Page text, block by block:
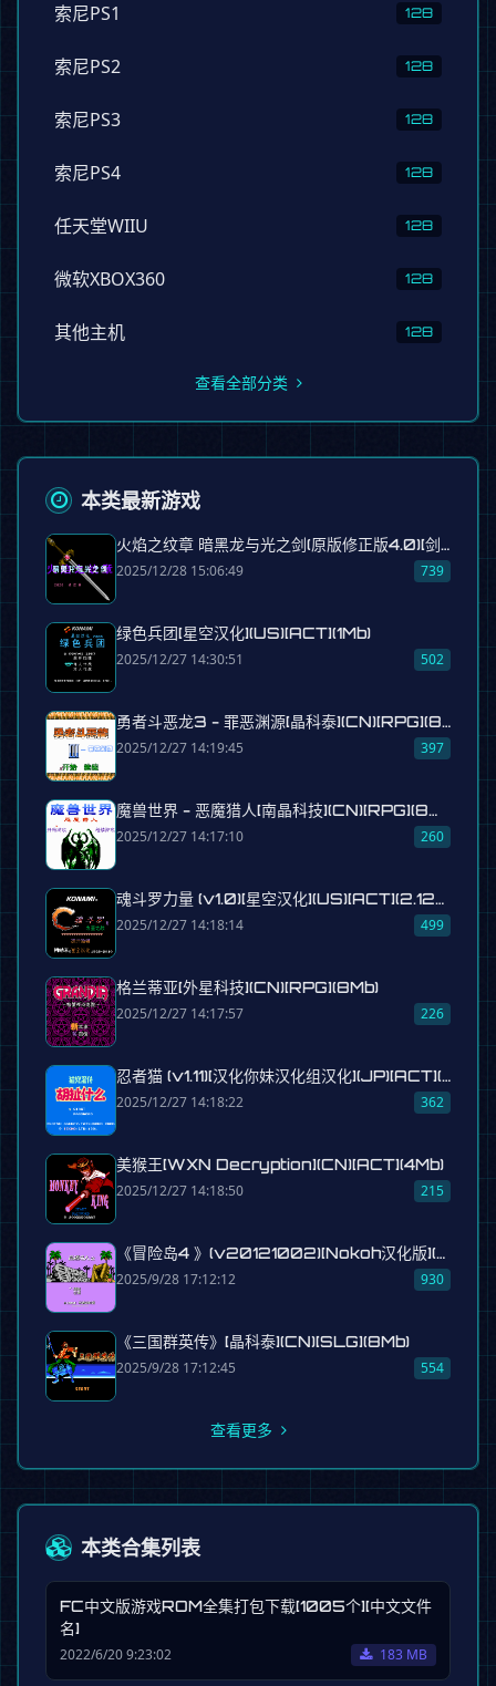
索尼PS1 128
索尼PS2 128
索尼PS3 128
索尼PS4 128
任天堂WIIU 128
微软XBOX360 128
其他主机 128
查看全部分类
本类最新游戏
火焰之纹章 暗黑龙与光之剑(原版修正版4.0)[剑凌乱世](5Mb)
2025/12/28 15:06:49
739
绿色兵团[星空汉化](US)[ACT](1Mb)
2025/12/27 14:30:51
502
勇者斗恶龙3 - 罪恶渊源[晶科泰](CN)[RPG](8Mb)
2025/12/27 14:19:45
397
魔兽世界 - 恶魔猎人[南晶科技](CN)[RPG](8Mb)
2025/12/27 14:17:10
260
魂斗罗力量 (v1.0)[星空汉化](US)[ACT](2.12Mb)
2025/12/27 14:18:14
499
格兰蒂亚[外星科技](CN)[RPG](8Mb)
2025/12/27 14:17:57
226
忍者猫 (v1.11)[汉化你妹汉化组汉化](JP)[ACT](4Mb)
2025/12/27 14:18:22
362
美猴王[WXN Decryption](CN)[ACT](4Mb)
2025/12/27 14:18:50
215
《冒险岛4 》(v20121002)[Nokoh汉化版](JP)[ACT](4Mb)
2025/9/28 17:12:12
930
《三国群英传》[晶科泰](CN)[SLG](8Mb)
2025/9/28 17:12:45
554
查看更多
本类合集列表
FC中文版游戏ROM全集打包下载[1005个][中文文件
名]
2022/6/20 9:23:02
183 MB